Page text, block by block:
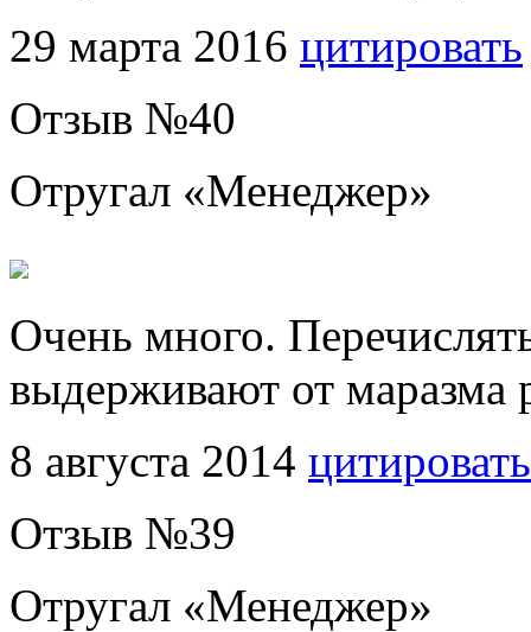
29 марта 2016 цитировать
Отзыв №40
Отругал «Менеджер»
Очень много.
выдерживают от маразма
8 августа 2014 цитировать
Отзыв №39
Отругал «Менеджер»